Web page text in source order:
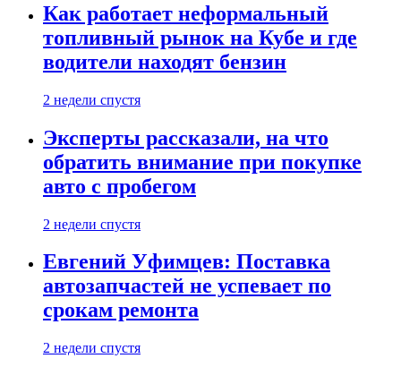
Как работает неформальный
топливный рынок на Кубе и где
водители находят бензин
2 недели спустя
Эксперты рассказали, на что
обратить внимание при покупке
авто с пробегом
2 недели спустя
Евгений Уфимцев: Поставка
автозапчастей не успевает по
срокам ремонта
2 недели спустя